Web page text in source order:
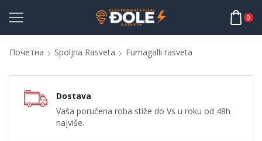
0
Почетна Spoljna Rasveta Fumagalli rasveta
Dostava
Vaša poručena roba stiže do Vs u roku od 48h
najviše.